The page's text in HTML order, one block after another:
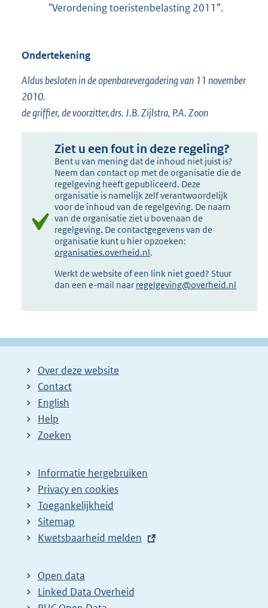
"Verordening toeristenbelasting 2011”.
Ondertekening
Aldus besloten in de openbarevergadering van 11 november
2010.
de griffier, de voorzitter,drs. J.B. Zijlstra, P.A. Zoon
Ziet u een fout in deze regeling?
Bent u van mening dat de inhoud niet juist is?
Neem dan contact op met de organisatie die de
regelgeving heeft gepubliceerd. Deze
organisatie is namelijk zelf verantwoordelijk
voor de inhoud van de regelgeving. De naam
van de organisatie ziet u bovenaan de
regelgeving. De contactgegevens van de
organisatie kunt u hier opzoeken:
organisaties.overheid.nl.
Werkt de website of een link niet goed? Stuur
dan een e-mail naar regelgeving@overheid.nl
Over deze website
Contact
English
Help
Zoeken
Informatie hergebruiken
Privacy en cookies
Toegankelijkheid
Sitemap
E
t
e
r
Kwetsbaarheid melden
Open data
Linked Data Overheid